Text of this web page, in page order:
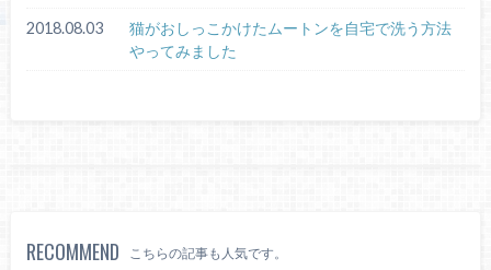
2018.08.03
猫がおしっこかけたムートンを自宅で洗う方法
やってみました
RECOMMEND こちらの記事も人気です。